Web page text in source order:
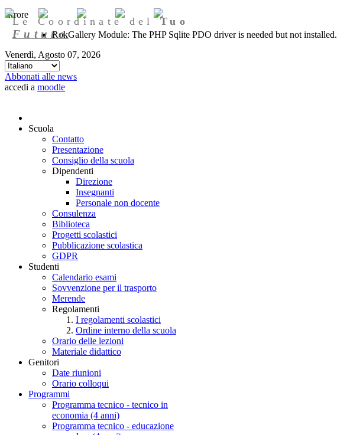
Errore
RokGallery Module: The PHP Sqlite PDO driver is needed but not installed.
Venerdì, Agosto 07, 2026
Abbonati alle news
accedi a moodle
Le Coordinate delTuo
Futuro
Scuola
Contatto
Presentazione
Consiglio della scuola
Dipendenti
Direzione
Insegnanti
Personale non docente
Consulenza
Biblioteca
Progetti scolastici
Pubblicazione scolastica
GDPR
Studenti
Calendario esami
Sovvenzione per il trasporto
Merende
Regolamenti
I regolamenti scolastici
Ordine interno della scuola
Orario delle lezioni
Materiale didattico
Genitori
Date riunioni
Orario colloqui
Programmi
Programma tecnico - tecnico in
economia (4 anni)
Programma tecnico - educazione